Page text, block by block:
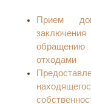
Прием
отходами